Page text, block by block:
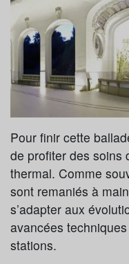
Pour finir cette
de profiter des soins
thermal. Comme
sont remaniés à
s’adapter aux
avancées
stations.